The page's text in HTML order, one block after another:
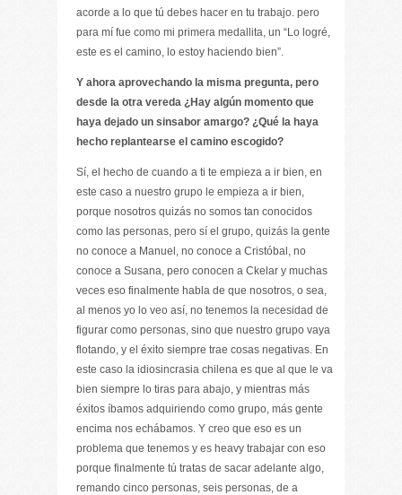
acorde a lo que tú debes hacer en tu trabajo. pero
para mí fue como mi primera medallita, un “Lo logré,
este es el camino, lo estoy haciendo bien”.
Y ahora aprovechando la misma pregunta, pero
desde la otra vereda ¿Hay algún momento que
haya dejado un sinsabor amargo? ¿Qué la haya
hecho replantearse el camino escogido?
Sí, el hecho de cuando a ti te empieza a ir bien, en
este caso a nuestro grupo le empieza a ir bien,
porque nosotros quizás no somos tan conocidos
como las personas, pero sí el grupo, quizás la gente
no conoce a Manuel, no conoce a Cristóbal, no
conoce a Susana, pero conocen a Ckelar y muchas
veces eso finalmente habla de que nosotros, o sea,
al menos yo lo veo así, no tenemos la necesidad de
figurar como personas, sino que nuestro grupo vaya
flotando, y el éxito siempre trae cosas negativas. En
este caso la idiosincrasia chilena es que al que le va
bien siempre lo tiras para abajo, y mientras más
éxitos íbamos adquiriendo como grupo, más gente
encima nos echábamos. Y creo que eso es un
problema que tenemos y es heavy trabajar con eso
porque finalmente tú tratas de sacar adelante algo,
remando cinco personas, seis personas, de a